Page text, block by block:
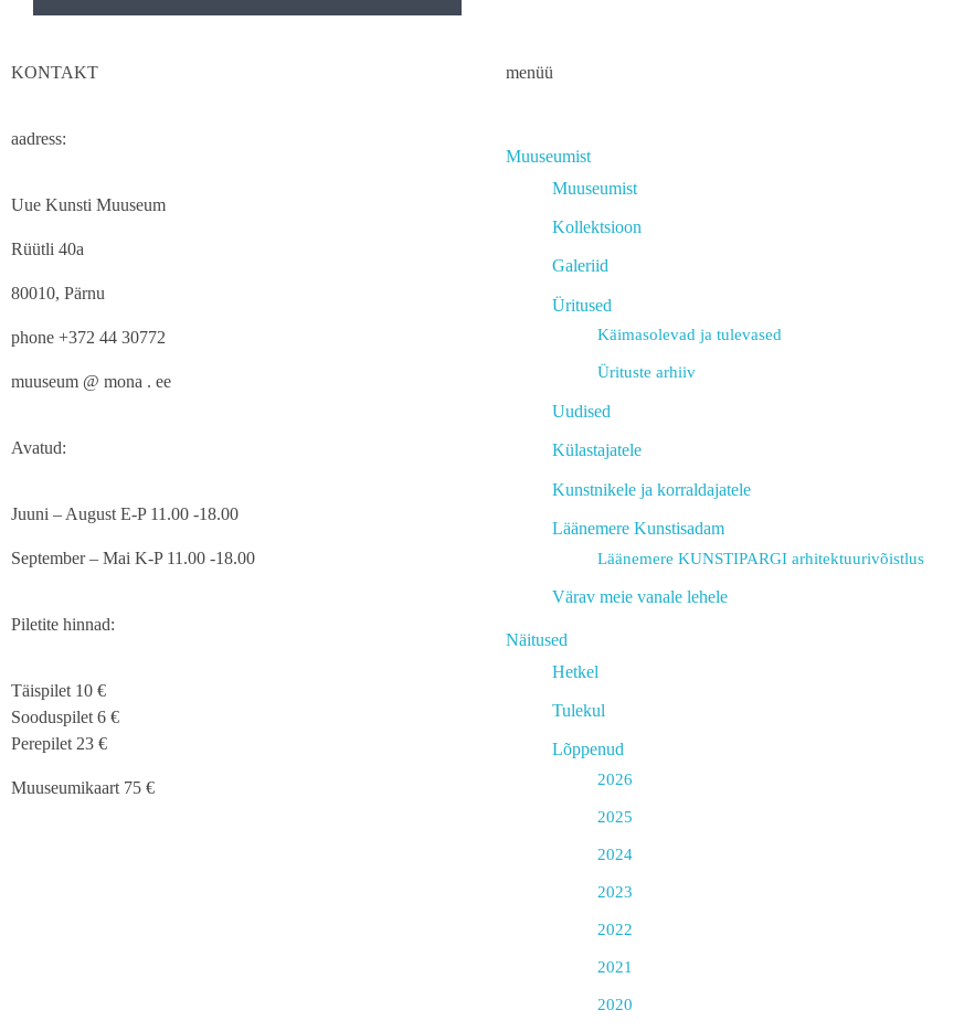
KONTAKT
aadress:
Uue Kunsti Muuseum
Rüütli 40a
80010, Pärnu
phone +372 44 30772
muuseum @ mona . ee
Avatud:
Juuni – August E-P 11.00 -18.00
September – Mai K-P 11.00 -18.00
Piletite hinnad:
Täispilet 10 €
Sooduspilet 6 €
Perepilet 23 €
Muuseumikaart 75 €
menüü
Muuseumist
Muuseumist
Kollektsioon
Galeriid
Üritused
Käimasolevad ja tulevased
Ürituste arhiiv
Uudised
Külastajatele
Kunstnikele ja korraldajatele
Läänemere Kunstisadam
Läänemere KUNSTIPARGI arhitektuurivõistlus
Värav meie vanale lehele
Näitused
Hetkel
Tulekul
Lõppenud
2026
2025
2024
2023
2022
2021
2020